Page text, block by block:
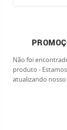
Não foi
produto - Estamos
atualizando